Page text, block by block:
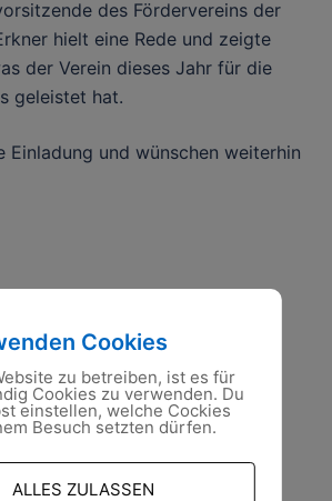
des Fördervereins der
hielt eine Rede und zeigte
der Verein dieses Jahr für die
geleistet hat.
Einladung und wünschen weiterhin
Cookies
zu betreiben, ist es für
Cookies zu verwenden. Du
einstellen, welche Cockies
Besuch setzten dürfen.
ALLES ZULASSEN